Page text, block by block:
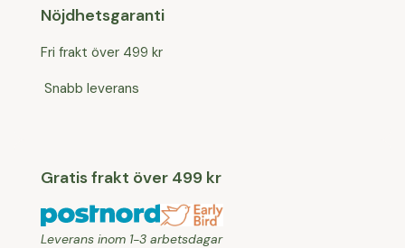
Nöjdhetsgaranti
Fri frakt över 499 kr
Snabb leverans
Gratis frakt över 499 kr
Leverans inom 1-3 arbetsdagar